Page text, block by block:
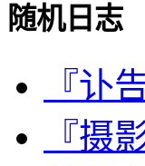
随机日志
『讣
『摄